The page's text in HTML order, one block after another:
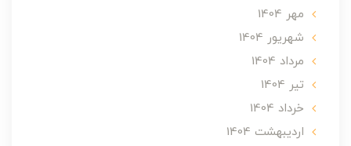
مهر 1404
شهریور 1404
مرداد 1404
تير 1404
خرداد 1404
ارديبهشت 1404